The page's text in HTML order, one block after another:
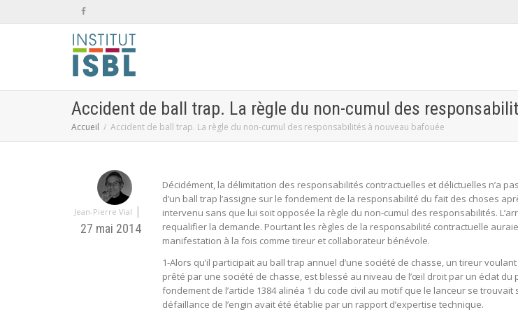
Accident de ball trap. La règle du non-cumul des
Accueil Accident de ball trap. La règle du non-cumul des responsabilités à nouveau bafouée
Jean-Pierre Vial |
27 mai 2014
Décidément, la délimitation des responsabilités contractuelles et délictuelles n’a
d’un ball trap l’assigne sur le fondement de la responsabilité du fait des choses
intervenu sans que lui soit opposée la règle du non-cumul des responsabilités.
requalifier la demande. Pourtant les règles de la responsabilité contractuelle
manifestation à la fois comme tireur et collaborateur bénévole.
1-Alors qu’il participait au ball trap annuel d’une société de chasse, un tireur
prêté par une société de chasse, est blessé au niveau de l’œil droit par un éclat
fondement de l’article 1384 alinéa 1 du code civil au motif que le lanceur se
défaillance de l’engin avait été établie par un rapport d’expertise technique.